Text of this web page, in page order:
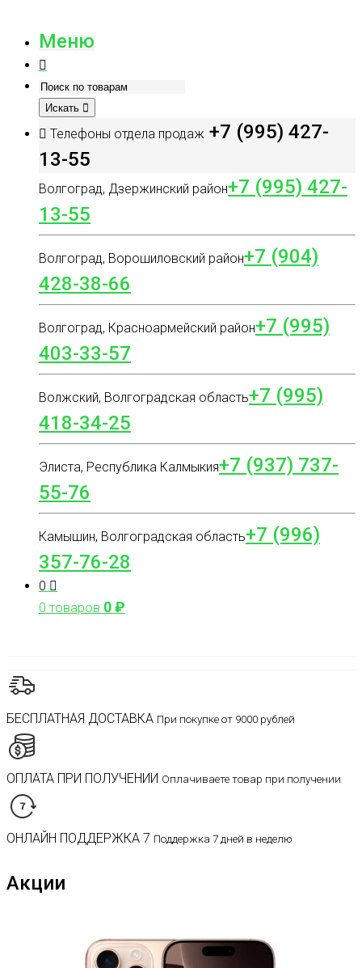
Меню
Искать
Телефоны отдела продаж +7 (995) 427-
13-55
Волгоград, Дзержинский район+7 (995) 427-
13-55
Волгоград, Ворошиловский район+7 (904)
428-38-66
Волгоград, Красноармейский район+7 (995)
403-33-57
Волжский, Волгоградская область+7 (995)
418-34-25
Элиста, Республика Калмыкия+7 (937) 737-
55-76
Камышин, Волгоградская область+7 (996)
357-76-28
0
0 товаров 0₽
БЕСПЛАТНАЯ ДОСТАВКА При покупке от 9000 рублей
ОПЛАТА ПРИ ПОЛУЧЕНИИ Оплачиваете товар при получении
ОНЛАЙН ПОДДЕРЖКА 7 Поддержка 7 дней в неделю
Акции